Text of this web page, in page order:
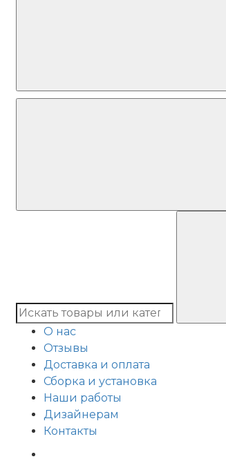
О нас
Отзывы
Доставка и оплата
Сборка и установка
Наши работы
Дизайнерам
Контакты